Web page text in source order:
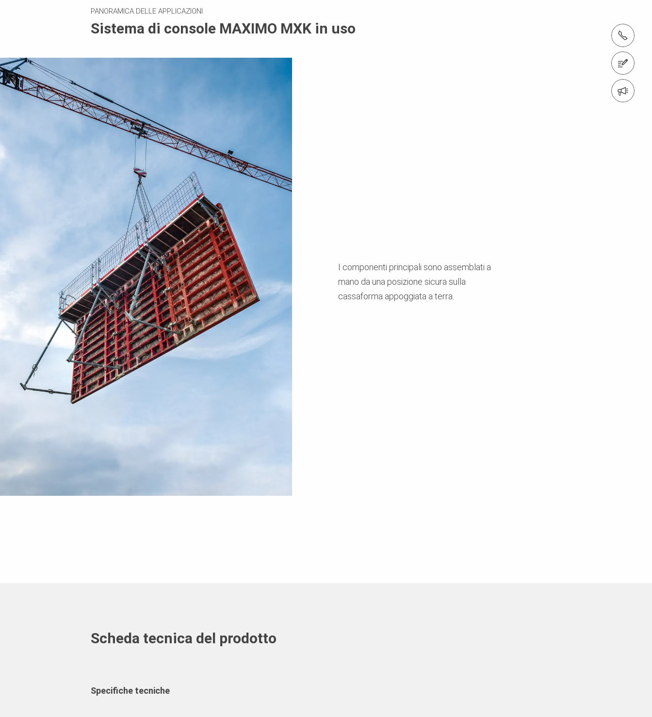
PANORAMICA DELLE APPLICAZIONI
Sistema di console MAXIMO MXK in uso
I componenti principali sono assemblati a
mano da una posizione sicura sulla
cassaforma appoggiata a terra.
Scheda tecnica del prodotto
Specifiche tecniche